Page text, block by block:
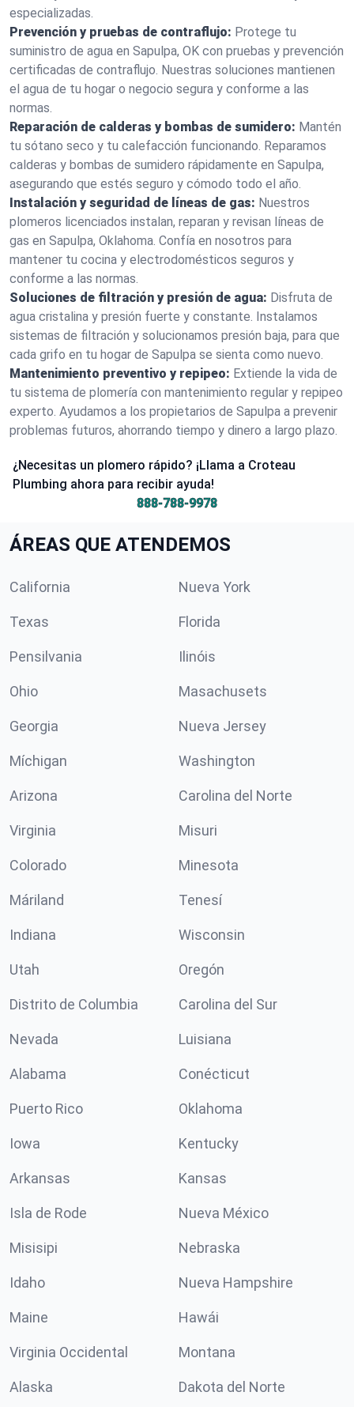
especializadas.
Prevención y pruebas de contraflujo: Protege tu
suministro de agua en Sapulpa, OK con pruebas y prevención
certificadas de contraflujo. Nuestras soluciones mantienen
el agua de tu hogar o negocio segura y conforme a las
normas.
Reparación de calderas y bombas de sumidero: Mantén
tu sótano seco y tu calefacción funcionando. Reparamos
calderas y bombas de sumidero rápidamente en Sapulpa,
asegurando que estés seguro y cómodo todo el año.
Instalación y seguridad de líneas de gas: Nuestros
plomeros licenciados instalan, reparan y revisan líneas de
gas en Sapulpa, Oklahoma. Confía en nosotros para
mantener tu cocina y electrodomésticos seguros y
conforme a las normas.
Soluciones de filtración y presión de agua: Disfruta de
agua cristalina y presión fuerte y constante. Instalamos
sistemas de filtración y solucionamos presión baja, para que
cada grifo en tu hogar de Sapulpa se sienta como nuevo.
Mantenimiento preventivo y repipeo: Extiende la vida de
tu sistema de plomería con mantenimiento regular y repipeo
experto. Ayudamos a los propietarios de Sapulpa a prevenir
problemas futuros, ahorrando tiempo y dinero a largo plazo.
¿Necesitas un plomero rápido? ¡Llama a Croteau
Plumbing ahora para recibir ayuda!
888-788-9978
ÁREAS QUE ATENDEMOS
California Nueva York
Texas Florida
Pensilvania Ilinóis
Ohio Masachusets
Georgia Nueva Jersey
Míchigan Washington
Arizona Carolina del Norte
Virginia Misuri
Colorado Minesota
Máriland Tenesí
Indiana Wisconsin
Utah Oregón
Distrito de Columbia Carolina del Sur
Nevada Luisiana
Alabama Conécticut
Puerto Rico Oklahoma
Iowa Kentucky
Arkansas Kansas
Isla de Rode Nueva México
Misisipi Nebraska
Idaho Nueva Hampshire
Maine Hawái
Virginia Occidental Montana
Alaska Dakota del Norte